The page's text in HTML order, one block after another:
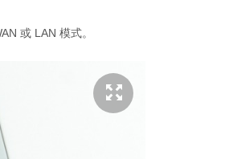
或 LAN 模式。